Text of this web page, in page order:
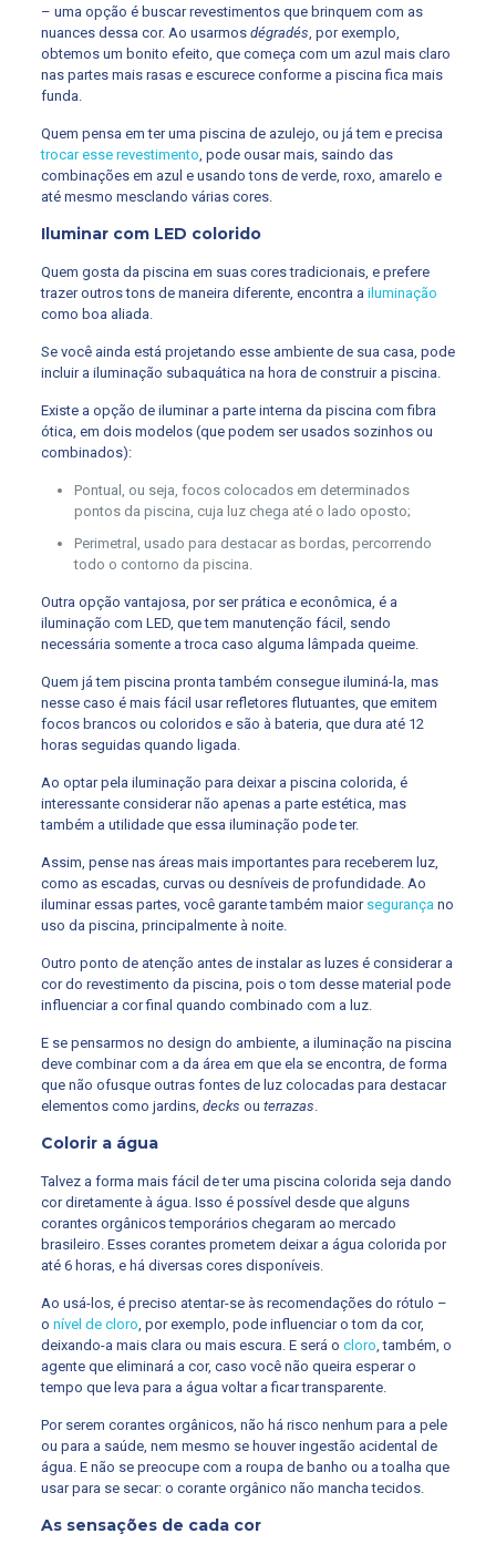
– uma opção é buscar revestimentos que brinquem com as
nuances dessa cor. Ao usarmos dégradés, por exemplo,
obtemos um bonito efeito, que começa com um azul mais claro
nas partes mais rasas e escurece conforme a piscina fica mais
funda.
Quem pensa em ter uma piscina de azulejo, ou já tem e precisa
trocar esse revestimento, pode ousar mais, saindo das
combinações em azul e usando tons de verde, roxo, amarelo e
até mesmo mesclando várias cores.
Iluminar com LED colorido
Quem gosta da piscina em suas cores tradicionais, e prefere
trazer outros tons de maneira diferente, encontra a iluminação
como boa aliada.
Se você ainda está projetando esse ambiente de sua casa, pode
incluir a iluminação subaquática na hora de construir a piscina.
Existe a opção de iluminar a parte interna da piscina com fibra
ótica, em dois modelos (que podem ser usados sozinhos ou
combinados):
Pontual, ou seja, focos colocados em determinados
pontos da piscina, cuja luz chega até o lado oposto;
Perimetral, usado para destacar as bordas, percorrendo
todo o contorno da piscina.
Outra opção vantajosa, por ser prática e econômica, é a
iluminação com LED, que tem manutenção fácil, sendo
necessária somente a troca caso alguma lâmpada queime.
Quem já tem piscina pronta também consegue iluminá-la, mas
nesse caso é mais fácil usar refletores flutuantes, que emitem
focos brancos ou coloridos e são à bateria, que dura até 12
horas seguidas quando ligada.
Ao optar pela iluminação para deixar a piscina colorida, é
interessante considerar não apenas a parte estética, mas
também a utilidade que essa iluminação pode ter.
Assim, pense nas áreas mais importantes para receberem luz,
como as escadas, curvas ou desníveis de profundidade. Ao
iluminar essas partes, você garante também maior segurançano
uso da piscina, principalmente à noite.
Outro ponto de atenção antes de instalar as luzes é considerar a
cor do revestimento da piscina, pois o tom desse material pode
influenciar a cor final quando combinado com a luz.
E se pensarmos no design do ambiente, a iluminação na piscina
deve combinar com a da área em que ela se encontra, de forma
que não ofusque outras fontes de luz colocadas para destacar
elementos como jardins, decks ou terrazas.
Colorir a água
Talvez a forma mais fácil de ter uma piscina colorida seja dando
cor diretamente à água. Isso é possível desde que alguns
corantes orgânicos temporários chegaram ao mercado
brasileiro. Esses corantes prometem deixar a água colorida por
até 6 horas, e há diversas cores disponíveis.
Ao usá-los, é preciso atentar-se às recomendações do rótulo –
o nível de cloro, por exemplo, pode influenciar o tom da cor,
deixando-a mais clara ou mais escura. E será o cloro, também, o
agente que eliminará a cor, caso você não queira esperar o
tempo que leva para a água voltar a ficar transparente.
Por serem corantes orgânicos, não há risco nenhum para a pele
ou para a saúde, nem mesmo se houver ingestão acidental de
água. E não se preocupe com a roupa de banho ou a toalha que
usar para se secar: o corante orgânico não mancha tecidos.
As sensações de cada cor